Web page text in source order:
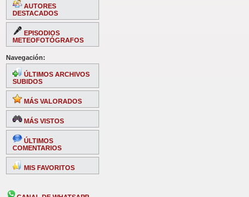
AUTORES
DESTACADOS
EPISODIOS
METEOFOTÓGRAFOS
Navegación:
ÚLTIMOS ARCHIVOS
SUBIDOS
MÁS VALORADOS
MÁS VISTOS
ÚLTIMOS
COMENTARIOS
MIS FAVORITOS